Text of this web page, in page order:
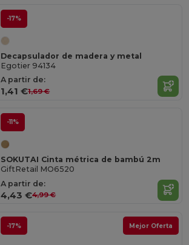
-17%
Decapsulador de madera y metal
Egotier 94134
A partir de:
1,41 €1,69 €
-11%
SOKUTAI Cinta métrica de bambú 2m
GiftRetail MO6520
A partir de:
4,43 €4,99 €
-17% Mejor Oferta